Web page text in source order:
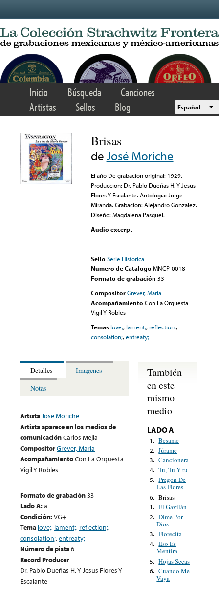
Inicio Búsqueda
Canciones
Artistas
Sellos Blog Español
Brisas
deJosé Moriche
El año De grabacion original: 1929.
Produccion: Dr. Pablo Dueñas H. Y Jesus
Flores Y Escalante. Antologia: Jorge
Miranda. Grabacion: Alejandro Gonzalez.
Diseño: Magdalena Pasquel.
Audio excerpt
Sello Serie Historica
Numero de Catalogo MNCP-0018
Formato de grabación 33
Compositor Grever, Maria
Acompañamiento Con La Orquesta
Vigil Y Robles
Temas love;, lament;, reflection;,
consolation;,entreaty;
Detalles
Imagenes
Notas
ArtistaJosé Moriche
Artista aparece en los medios de
comunicaciónCarlos Mejia
CompositorGrever, Maria
AcompañamientoCon La Orquesta
Vigil Y Robles
Formato de grabación33
Lado A:a
Condición:VG+
Tema love;, lament;, reflection;,
consolation;,entreaty;
Número de pista6
Record Producer
Dr. Pablo Dueñas H. Y Jesus Flores Y
Escalante
También
en este
mismo
medio
LADO A
1. Besame
2. Júrame
3. Cancionera
4. Tu, Tu Y tu
5. Pregon De
Las Flores
6. Brisas
1. El Gavilán
2. Dime Por
Dios
3. Florecita
4. Eso Es
Mentira
5. Hojas Secas
6. Cuando Me
Vaya